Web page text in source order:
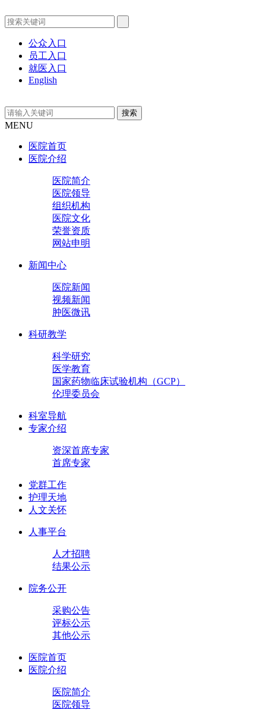
公众入口
员工入口
就医入口
English
MENU
医院首页
医院介绍
医院简介
医院领导
组织机构
医院文化
荣誉资质
网站申明
新闻中心
医院新闻
视频新闻
肿医微讯
科研教学
科学研究
医学教育
国家药物临床试验机构（GCP）
伦理委员会
科室导航
专家介绍
资深首席专家
首席专家
党群工作
护理天地
人文关怀
人事平台
人才招聘
结果公示
院务公开
采购公告
评标公示
其他公示
医院首页
医院介绍
医院简介
医院领导